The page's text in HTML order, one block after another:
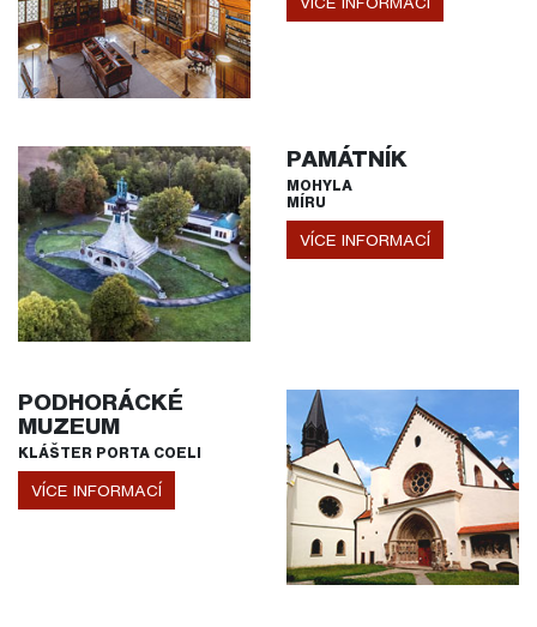
PAMÁTNÍK
MOHYLA
MÍRU
VÍCE INFORMACÍ
PODHORÁCKÉ
MUZEUM
KLÁŠTER PORTA COELI
VÍCE INFORMACÍ